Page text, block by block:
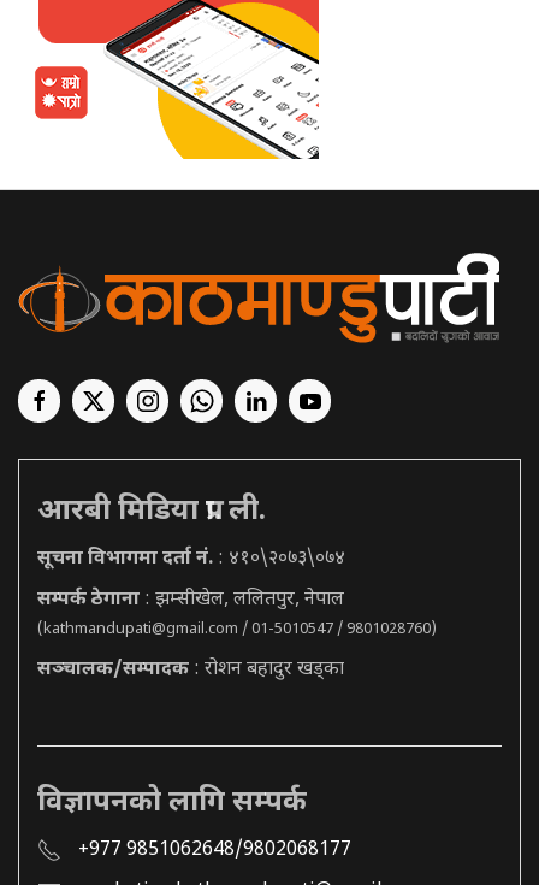
आरबी मिडिया प्रा. ली.
सूचना विभागमा दर्ता नं. : ४१०\२०७३\०७४
सम्पर्क ठेगाना : झम्सीखेल, ललितपुर, नेपाल
(kathmandupati@gmail.com / 01-5010547 / 9801028760)
सञ्चालक/सम्पादक : रोशन बहादुर खड्का
विज्ञापनको लागि सम्पर्क
+977 9851062648/9802068177